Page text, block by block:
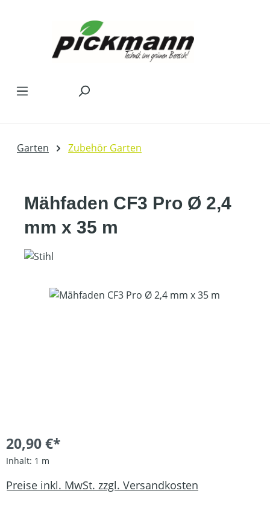
Garten Zubehör Garten
Mähfaden CF3 Pro Ø 2,4
mm x 35 m
Bildergalerie überspringen
20,90 €*
Inhalt: 1 m
Preise inkl. MwSt. zzgl. Versandkosten